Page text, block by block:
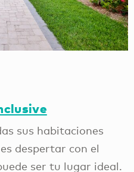
sus habitaciones
despertar con el
ser tu lugar ideal.